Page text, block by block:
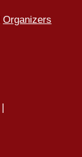
Organizers